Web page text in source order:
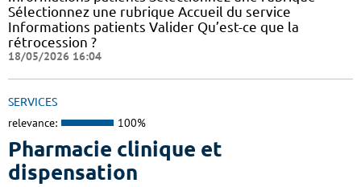
Sélectionnez une rubrique Accueil du service
Informations patients Valider Qu’est-ce que la
rétrocession ?
18/05/2026 16:04
SERVICES
relevance: 100%
Pharmacie clinique et
dispensation